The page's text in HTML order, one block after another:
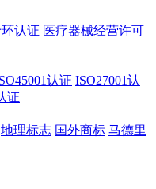
认证 医疗器械经营许可
认证 ISO27001认
证
地理标志 国外商标 马德里